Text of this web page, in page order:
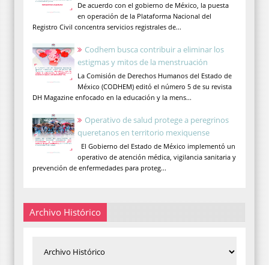
De acuerdo con el gobierno de México, la puesta
en operación de la Plataforma Nacional del
Registro Civil concentra servicios registrales de...
Codhem busca contribuir a eliminar los
estigmas y mitos de la menstruación
La Comisión de Derechos Humanos del Estado de
México (CODHEM) editó el número 5 de su revista
DH Magazine enfocado en la educación y la mens...
Operativo de salud protege a peregrinos
queretanos en territorio mexiquense
El Gobierno del Estado de México implementó un
operativo de atención médica, vigilancia sanitaria y
prevención de enfermedades para proteg...
Archivo Histórico